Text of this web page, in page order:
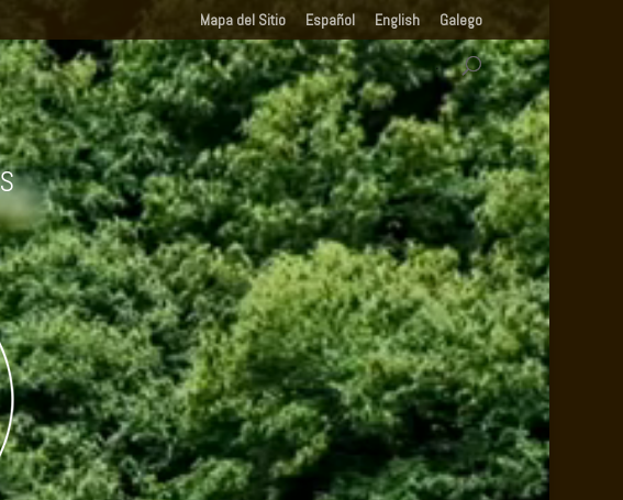
Mapa del Sitio Español English Galego
.